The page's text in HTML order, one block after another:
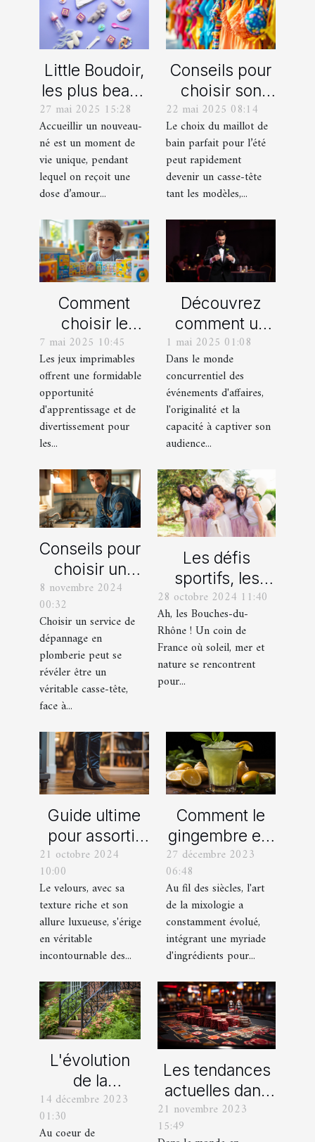
Little Boudoir,
les plus beaux
cadeaux de
naissance
personnalisés
!
27 mai 2025 15:28
Accueillir un nouveau-
né est un moment de
vie unique, pendant
lequel on reçoit une
dose d’amour...
Conseils pour
choisir son
maillot de bain
idéal pour l'été
22 mai 2025 08:14
Le choix du maillot de
bain parfait pour l’été
peut rapidement
devenir un casse-tête
tant les modèles,...
Comment
choisir le
meilleur jeu
imprimable
pour votre
enfant
7 mai 2025 10:45
Les jeux imprimables
offrent une formidable
opportunité
d'apprentissage et de
divertissement pour
les...
Découvrez
comment un
spectacle de
magie
transforme les
événements
professionnels
1 mai 2025 01:08
Dans le monde
concurrentiel des
événements d'affaires,
l'originalité et la
capacité à captiver son
audience...
Conseils pour
choisir un
bon service
dépannage
en plomberie
8 novembre 2024
00:32
Choisir un service de
dépannage en
plomberie peut se
révéler être un
véritable casse-tête,
face à...
Les défis
sportifs, les
incontournables
de toute
organisation
d’EVG et EVJF
28 octobre 2024 11:40
Ah, les Bouches-du-
Rhône ! Un coin de
France où soleil, mer et
nature se rencontrent
pour...
Guide ultime
pour assortir
vos
chaussures
avec des
pantalons en
velours
21 octobre 2024
10:00
Le velours, avec sa
texture riche et son
allure luxueuse, s'érige
en véritable
incontournable des...
Comment le
gingembre est
devenu un
ingrédient clé
dans la
mixologie
moderne
27 décembre 2023
06:48
Au fil des siècles, l'art
de la mixologie a
constamment évolué,
intégrant une myriade
d'ingrédients pour...
L'évolution
de la
ferronnerie
d'art à travers
14 décembre 2023
01:30
Au coeur de
Les tendances
actuelles dans
les offres
promotionnelles
21 novembre 2023
15:49